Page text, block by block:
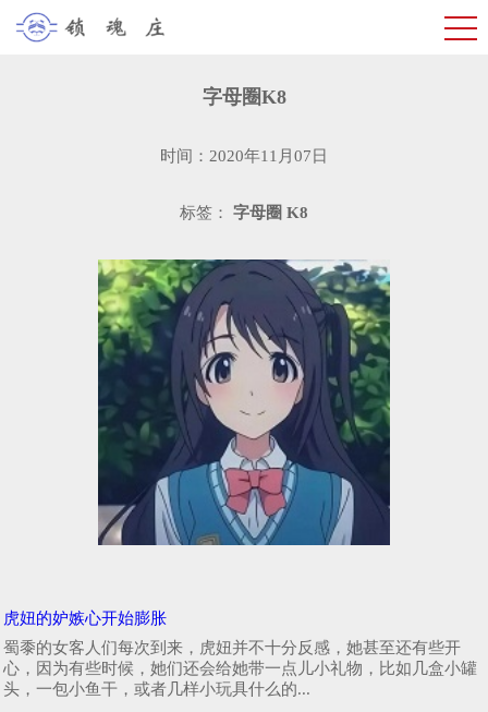
字母圈K8
时间：2020年11月07日
标签： 字母圈 K8
虎妞的妒嫉心开始膨胀
蜀黍的女客人们每次到来，虎妞并不十分反感，她甚至还有些开
心，因为有些时候，她们还会给她带一点儿小礼物，比如几盒小罐
头，一包小鱼干，或者几样小玩具什么的...